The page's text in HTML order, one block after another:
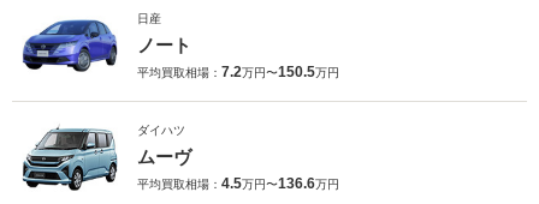
日産
ノート
平均買取相場： 7.2万円〜150.5万円
ダイハツ
ムーヴ
平均買取相場： 4.5万円〜136.6万円